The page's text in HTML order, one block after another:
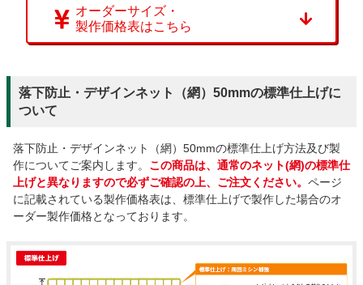
オーダーサイズ・
製作価格表はこちら
落下防止・デザインネット（網）50mmの標準仕上げに
ついて
落下防止・デザインネット（網）50mmの標準仕上げ方法及び製
作についてご案内します。 この商品は、通常のネット(網)の標準仕
上げと異なりますので必ずご確認の上、ご注文ください。 ページ
に記載されている製作価格表は、標準仕上げで製作した場合のオ
ーダー製作価格となっております。